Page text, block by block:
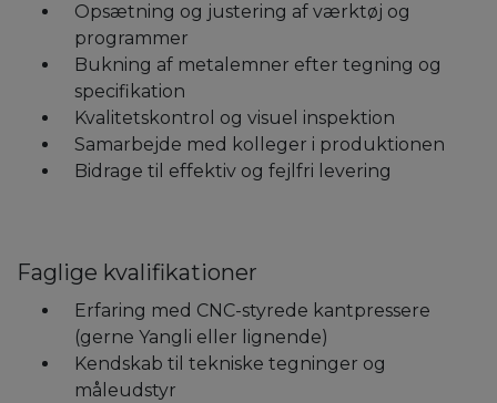
Opsætning og justering af værktøj og
programmer
Bukning af metalemner efter tegning og
specifikation
Kvalitetskontrol og visuel inspektion
Samarbejde med kolleger i produktionen
Bidrage til effektiv og fejlfri levering
Faglige kvalifikationer
Erfaring med CNC-styrede kantpressere
(gerne Yangli eller lignende)
Kendskab til tekniske tegninger og
måleudstyr